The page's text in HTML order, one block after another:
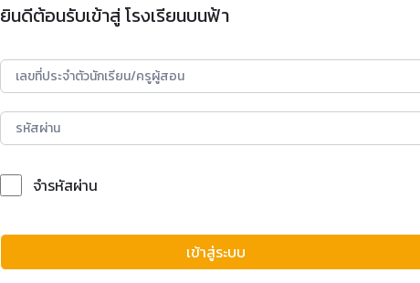
ยินดีต้อนรับเข้าสู่ โรงเรียนบนฟ้า
จำรหัสผ่าน
เข้าสู่ระบบ